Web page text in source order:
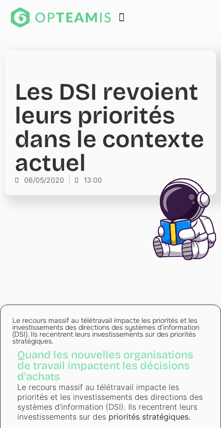
Les DSI revoient
leurs priorités
dans le contexte
actuel
06/05/2020 13:00
Le recours massif au télétravail impacte les priorités et les
investissements des directions des systèmes d’information
(DSI). Ils recentrent leurs investissements sur des priorités
stratégiques.
Quand les nouvelles organisations
de travail impactent les décisions
d'achats
Le recours massif au télétravail impacte les
priorités et les investissements des directions des
systèmes d’information (DSI). Ils recentrent leurs
investissements sur des priorités stratégiques.